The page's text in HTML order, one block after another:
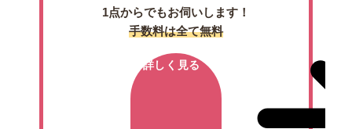
1点からでもお伺いします！
手数料は全て無料
詳しく見る